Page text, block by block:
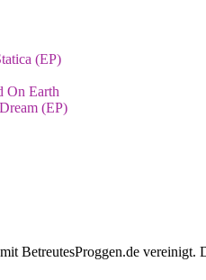
(EP)
On Earth
(EP)
BetreutesProggen.de